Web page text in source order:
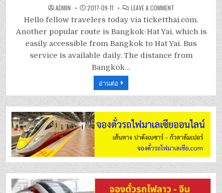
ADMIN 2017-09-11 LEAVE A COMMENTON
BOOKING
BANGKOK
–
HAT
YAI
Hello fellow travelers today via ticketthai.com.
Another popular route is Bangkok-Hat Yai, which is
easily accessible from Bangkok to Hat Yai. Bus
service is available daily. The distance from
Bangkok…
อ่านต่อ